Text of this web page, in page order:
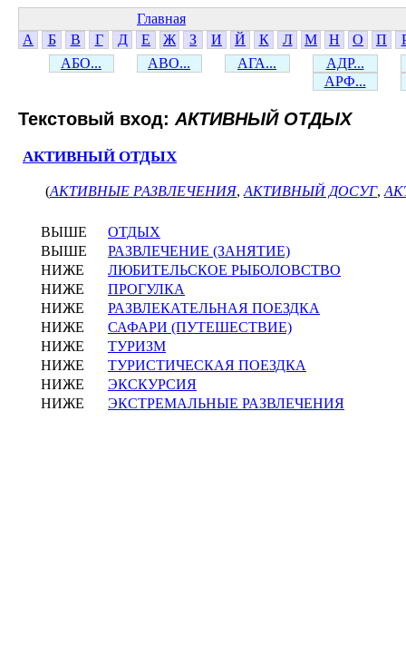
Главная
А
Б В Г Д Е Ж З И Й К Л М Н О П
АБО...
АВО... АГА...
АДР...
АРФ...
Текстовый вход: АКТИВНЫЙ ОТДЫХ
АКТИВНЫЙ ОТДЫХ
(АКТИВНЫЕ РАЗВЛЕЧЕНИЯ, АКТИВНЫЙ ДОСУГ,
ВЫШЕ
ОТДЫХ
ВЫШЕ
РАЗВЛЕЧЕНИЕ (ЗАНЯТИЕ)
НИЖЕ
ЛЮБИТЕЛЬСКОЕ РЫБОЛОВСТВО
НИЖЕ
ПРОГУЛКА
НИЖЕ
РАЗВЛЕКАТЕЛЬНАЯ ПОЕЗДКА
НИЖЕ
САФАРИ (ПУТЕШЕСТВИЕ)
НИЖЕ
ТУРИЗМ
НИЖЕ
ТУРИСТИЧЕСКАЯ ПОЕЗДКА
НИЖЕ
ЭКСКУРСИЯ
НИЖЕ
ЭКСТРЕМАЛЬНЫЕ РАЗВЛЕЧЕНИЯ